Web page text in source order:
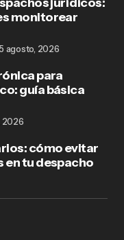
monitorear
para
guía básica
agosto, 2026
cómo evitar
en tu despacho
2026